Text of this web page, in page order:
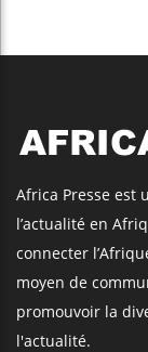
Africa Presse est
l’actualité en
connecter
moyen de
promouvoir la
l'actualité.